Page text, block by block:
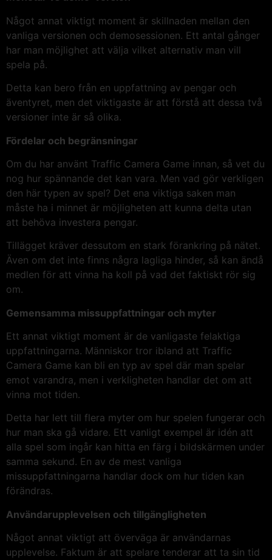
Något annat viktigt moment är skillnaden mellan den
vanliga versionen och demosessionen. Ett antal gånger
har man möjlighet att välja vilket alternativ man vill
spela på.
Detta kan bero från en uppfattning av pengar och
äventyret, men det viktigaste är att förstå att dessa två
versioner inte är så olika.
Fördelar och begränsningar
Om du har använt Traffic Camera Game innan, så vet du
nog hur spännande det kan vara. Men vad gör verkligen
den här typen av spel? Det ena viktiga saken man
måste ha i minnet är möjligheten att kunna delta utan
att behöva investera pengar.
Tillägget kräver dessutom en stark förankring på nätet.
Även om det inte finns några lagliga hinder, så kan ändå
medlen för att vinna ha koll på vad det faktiskt rör sig
om.
Gemensamma missuppfattningar och myter
Ett annat viktigt moment är de vanligaste felaktiga
uppfattningarna. Människor tror ibland att Traffic
Camera Game kan bli en typ av spel där man spelar
emot varandra, men i verkligheten handlar det om att
vinna mot tiden.
Detta har lett till flera myter om hur spelen fungerar och
hur man ska gå vidare. Ett vanligt exempel är idén att
alla spel som ingår kan hitta en färg i bildskärmen under
samma sekund. En av de mest vanliga
missuppfattningarna handlar dock om hur tiden kan
förändras.
Användarupplevelsen och tillgängligheten
Något annat viktigt att överväga är användarnas
upplevelse. Faktum är att spelare tenderar att ta sin tid